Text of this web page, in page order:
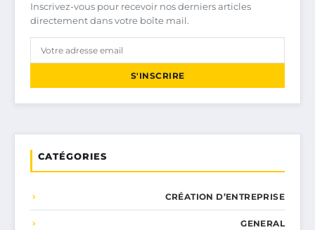
Inscrivez-vous pour recevoir nos derniers articles
directement dans votre boîte mail.
S'INSCRIRE
CATÉGORIES
CRÉATION D’ENTREPRISE
GENERAL